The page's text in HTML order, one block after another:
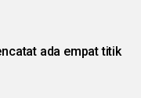
ada empat titik